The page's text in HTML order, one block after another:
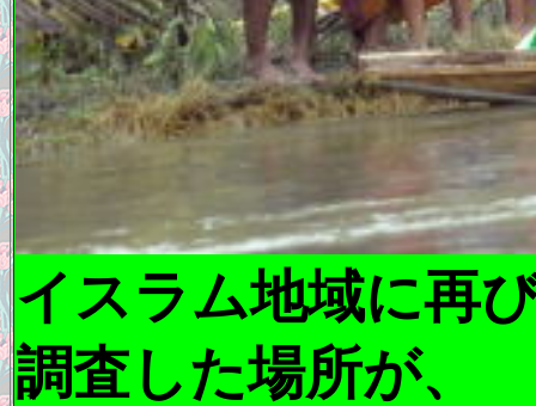
イスラム地域に再
調査した場所が、